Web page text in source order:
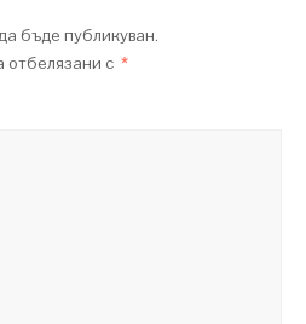
бъде публикуван.
отбелязани с *